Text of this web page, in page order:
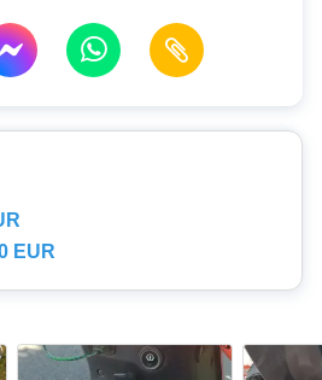
EUR